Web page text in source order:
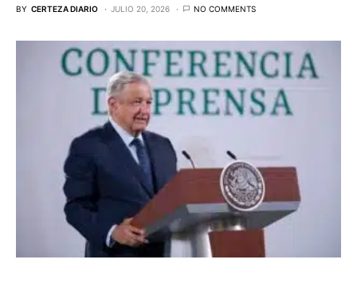
BY CERTEZA DIARIO JULIO 20, 2026 NO COMMENTS